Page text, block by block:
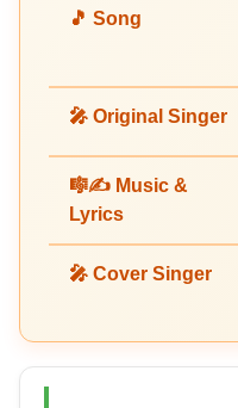
🎵 Song
🎤 Original Singer
🎼✍️ Music &
Lyrics
🎤 Cover Singer